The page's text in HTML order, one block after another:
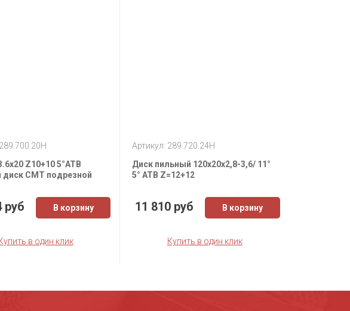
Z10+10 5°ATB
диск СМТ подрезной
руб В корзину
в один клик
Артикул: 289.720.24H
Диск пильный 120x20x2,8-3,6/ 11°
5° ATB Z=12+12
11 810 руб В корзину
Купить в один клик